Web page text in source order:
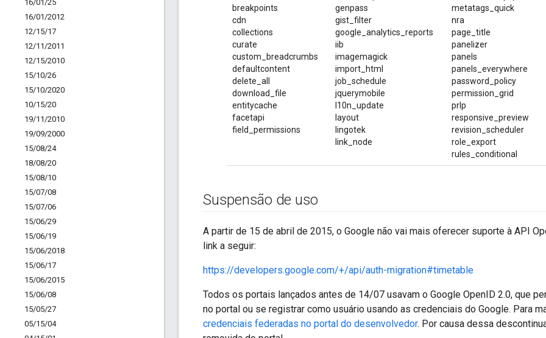
16/01/25
16/01/2012
12/15/17
12/11/2011
12/15/2010
15/10/26
15/10/2020
10/15/20
19/11/2010
19/09/2000
15/08/24
18/08/20
15/08/10
15/07/08
15/07/06
15/06/29
15/06/19
15/06/2018
15/06/17
15/06/2015
15/06/08
15/05/27
05/15/04
breakpoints
cdn
collections
curate
custom_breadcrumbs
defaultcontent
delete_all
download_file
entitycache
facetapi
field_permissions
genpass
gist_filter
google_analytics_reports
iib
imagemagick
import_html
job_schedule
jquerymobile
l10n_update
layout
lingotek
link_node
metatags_quick
nra
page_title
panelizer
panels
panels_everywhere
password_policy
permission_grid
prlp
responsive_preview
revision_scheduler
role_export
rules_conditional
Suspensão de uso
A partir de 15 de abril de 2015, o Google não vai mais oferecer suporte à API
link a seguir:
https://developers.google.com/+/api/auth-migration#timetable
Todos os portais lançados antes de 14/07 usavam o Google OpenID 2.0, que
no portal ou se registrar como usuário usando as credenciais do Google. Para
credenciais federadas no portal do desenvolvedor. Por causa dessa